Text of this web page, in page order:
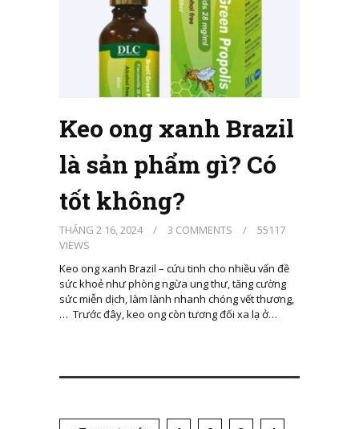
Keo ong xanh Brazil
là sản phẩm gì? Có
tốt không?
THÁNG 2 16, 2024 / 3 COMMENTS /
55117
VIEWS
Keo ong xanh Brazil – cứu tinh cho nhiều vấn đề
sức khoẻ như phòng ngừa ung thư, tăng cường
sức miễn dịch, làm lành nhanh chóng vết thương,
… Trước đây, keo ong còn tương đối xa lạ ở…